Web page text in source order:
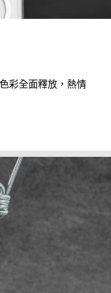
彩全面釋放，熱情